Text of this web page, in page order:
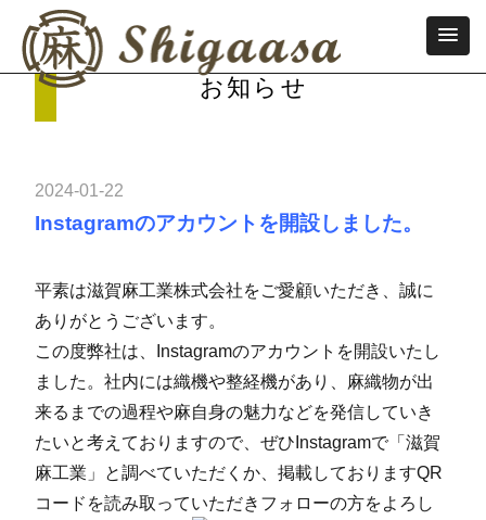
お知らせ
2024-01-22
Instagramのアカウントを開設しました。
平素は滋賀麻工業株式会社をご愛顧いただき、誠に
ありがとうございます。
この度弊社は、
Instagramのアカウントを開設いたし
ました。社内には織機や整経機があり、麻織物が出
来るまでの過程や麻自身の魅力などを発信していき
たいと考えておりますので、ぜひ Instagramで「滋賀
麻工業」と調べていただくか、掲載しておりますQR
コードを読み取っていただきフォローの方をよろし